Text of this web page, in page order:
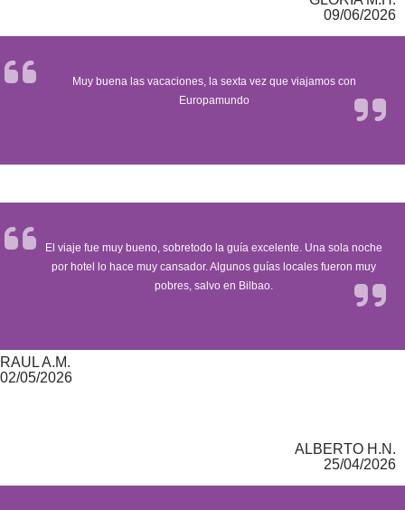
09/06/2026
Muy buena las vacaciones, la sexta vez que viajamos con
Europamundo
El viaje fue muy bueno, sobretodo la guía excelente. Una sola noche
por hotel lo hace muy cansador. Algunos guías locales fueron muy
pobres, salvo en Bilbao.
RAUL A.M.
02/05/2026
ALBERTO H.N.
25/04/2026